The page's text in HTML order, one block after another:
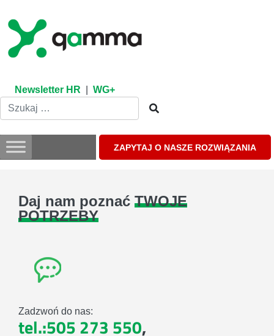
content
Newsletter HR WG+
ZAPYTAJ O NASZE ROZWIĄZANIA
Daj nam poznać TWOJE
POTRZEBY
Zadzwoń do nas:
tel.:505 273 550,